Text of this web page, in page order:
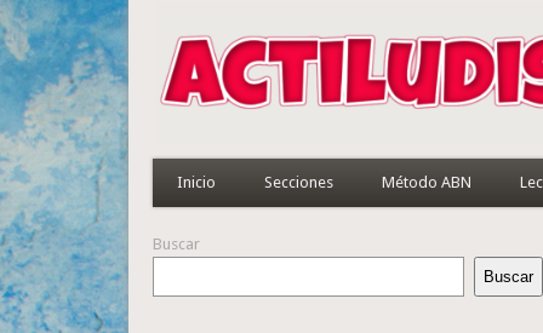
Inicio Secciones Método ABN
Buscar
Buscar